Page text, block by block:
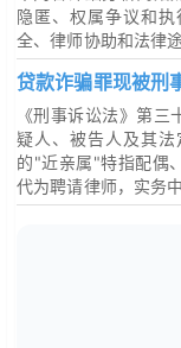
隐匿、权属争议和
全、律师协助和法律
贷款诈骗罪现被刑
《刑事诉讼法》第
疑人、被告人及其
的"近亲属"特指配偶
代为聘请律师，实务